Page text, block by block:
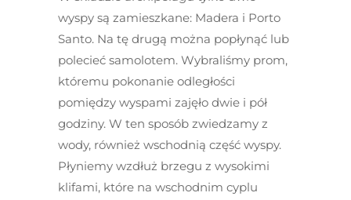
wyspy są zamieszkane: Madera i Porto
Santo. Na tę drugą można popłynąć lub
polecieć samolotem. Wybraliśmy prom,
któremu pokonanie odległości
pomiędzy wyspami zajęło dwie i pół
godziny. W ten sposób zwiedzamy z
wody, również wschodnią część wyspy.
Płyniemy wzdłuż brzegu z wysokimi
klifami, które na wschodnim cyplu